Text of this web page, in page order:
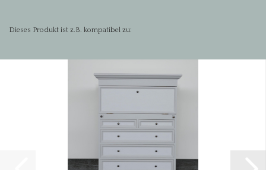
Dieses Produkt ist z.B. kompatibel zu: